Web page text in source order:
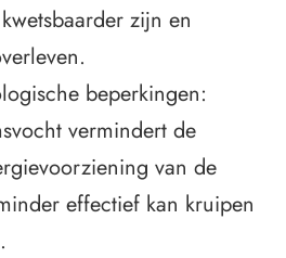
zijn en
beperkingen:
vermindert de
van de
effectief kan kruipen